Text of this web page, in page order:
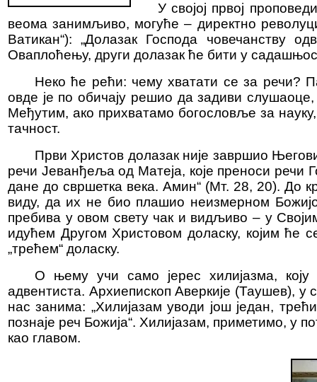
У својој првој
веома занимљиво, могуће – директно
Ватикан“): „Долазак Господа човечанству
Оваплоћењу, други долазак ће бити у
Неко ће рећи: чему хватати се за речи?
овде је по обичају решио да задиви
Међутим, ако прихватамо богословље за
тачност.
Први Христов долазак није завршио
речи Јеванђеља од Матеја, које преноси речи
дане до свршетка века. Амин“ (Мт. 28, 20). До
виду, да их не био плашио неизмерном
пребива у овом свету чак и видљиво – у
идућем Другом Христовом доласку, којим ће
„трећем“ доласку.
О њему учи само јерес хилијазма, коју
адвентиста. Архиепископ Аверкије (Таушев),
нас занима: „Хилијазам уводи још један,
познаје реч Божија“. Хилијазам, приметимо, у
као главом.